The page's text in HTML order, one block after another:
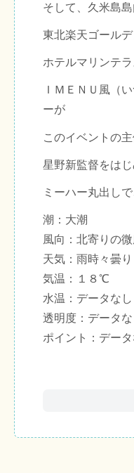
そして、久米島
東北楽天ゴール
ホテルマリンテ
ＩＭＥＮＵ風（
ーが
このイベントの
星野新監督をは
ミーハー丸出し
潮：大潮
風向：北寄りの
天気：雨時々曇り
気温：１８℃
水温：データなし
透明度：データな
ポイント：データ